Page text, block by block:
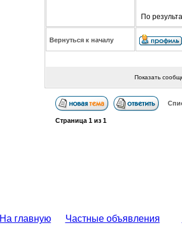
По
Вернуться к началу
Показать
Страница 1из 1
На главную Частные объявления